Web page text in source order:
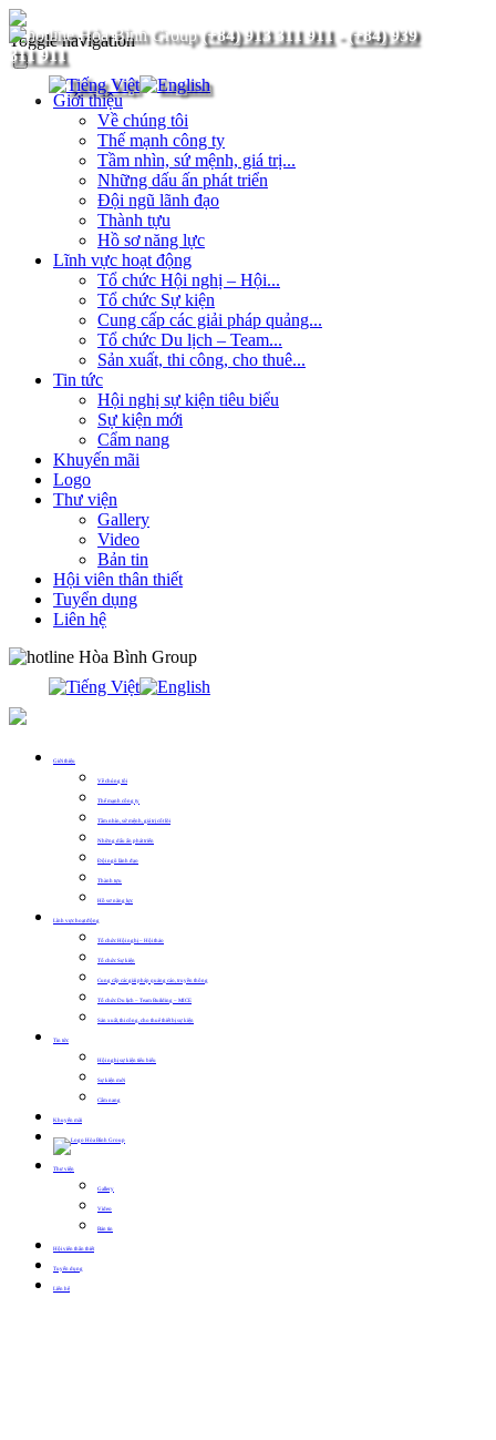
(+84) 913 311 911- (+84) 939
311 911
Toggle navigation
Giới thiệu
Về chúng tôi
Thế mạnh công ty
Tầm nhìn, sứ mệnh, giá trị...
Những dấu ấn phát triển
Đội ngũ lãnh đạo
Thành tựu
Hồ sơ năng lực
Lĩnh vực hoạt động
Tổ chức Hội nghị – Hội...
Tổ chức Sự kiện
Cung cấp các giải pháp quảng...
Tổ chức Du lịch – Team...
Sản xuất, thi công, cho thuê...
Tin tức
Hội nghị sự kiện tiêu biểu
Sự kiện mới
Cẩm nang
Khuyến mãi
Logo
Thư viện
Gallery
Video
Bản tin
Hội viên thân thiết
Tuyển dụng
Liên hệ
Giới thiệu
Về chúng tôi
Thế mạnh công ty
Tầm nhìn, sứ mệnh, giá trị cốt lõi
Những dấu ấn phát triển
Đội ngũ lãnh đạo
Thành tựu
Hồ sơ năng lực
Lĩnh vực hoạt động
Tổ chức Hội nghị – Hội thảo
Tổ chức Sự kiện
Cung cấp các giải pháp quảng cáo, truyền thông
Tổ chức Du lịch – Team Building – MICE
Sản xuất, thi công, cho thuê thiết bị sự kiện
Tin tức
Hội nghị sự kiện tiêu biểu
Sự kiện mới
Cẩm nang
Khuyến mãi
Thư viện
Gallery
Video
Bản tin
Hội viên thân thiết
Tuyển dụng
Liên hệ